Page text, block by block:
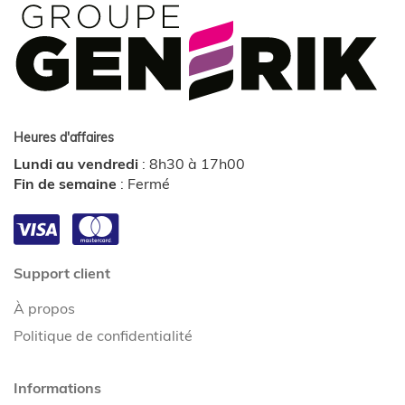
Heures d'affaires
Lundi au vendredi : 8h30 à 17h00
Fin de semaine : Fermé
Support client
À propos
Politique de confidentialité
Informations